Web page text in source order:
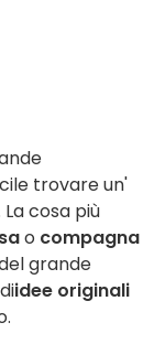
trovare un'
cosa più
o compagna
grande
idee originali